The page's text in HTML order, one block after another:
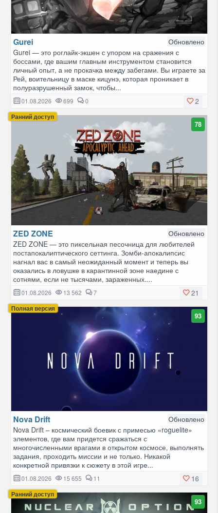
Gurei
Обновлено
Gurei — это роглайк-экшен с упором на сражения с
боссами, где вашим главным инструментом становится
личный опыт, а не прокачка между забегами. Вы играете за
Рей, воительницу в маске кицунэ, которая проникает в
полуразрушенный замок, чтобы...
2
01.08.2026 699 0
Ранний доступ
78
ZED ZONE
Обновлено
ZED ZONE — это пиксельная песочница для любителей
постапокалиптического сеттинга. Зомби-апокалипсис
нагнал вас в самый неожиданный момент и теперь вы
оказались в ловушке в карантинной зоне наедине с
сотнями, если не тысячами, зараженных....
21
01.08.2026 13 562 7
Полная версия
93
Nova Drift
Обновлено
Nova Drift – космический боевик с примесью «roguelite»
элементов, где вам придется сражаться с
многочисленными врагами в открытом космосе, выполнять
задания, проходить миссии и не только. Никакой
конкретной привязки к сюжету в этой игре...
16
01.08.2026 15 655 11
Ранний доступ
93